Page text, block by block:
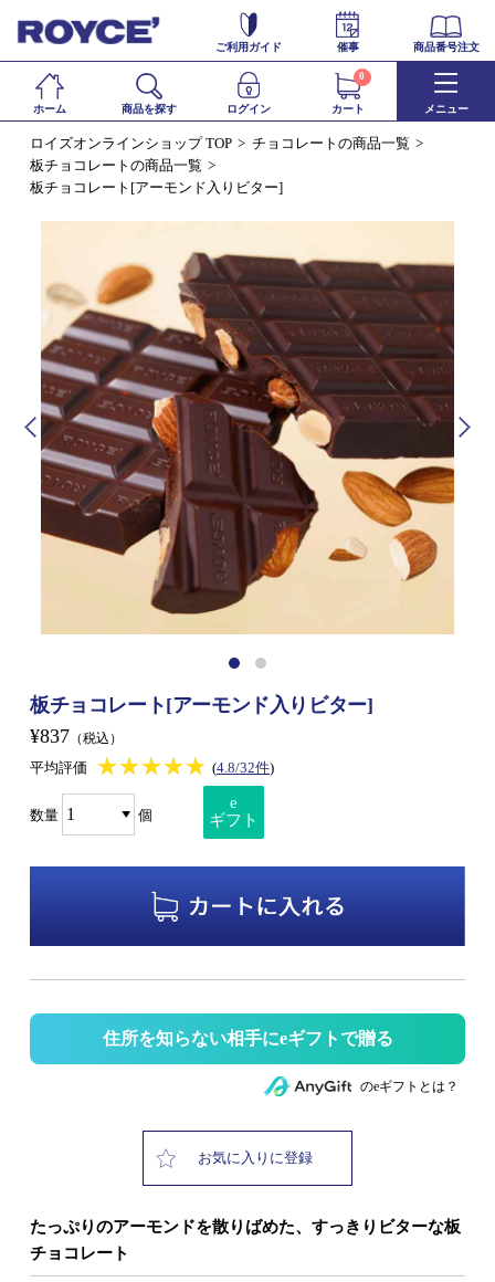
ご利用ガイド 催事 商品番号注文
ホーム 商品を探す ログイン カート
0
メニュー
ロイズオンラインショップ TOP
チョコレートの商品一覧
板チョコレートの商品一覧
板チョコレート[アーモンド入りビター]
板チョコレート[アーモンド入りビター]
¥837 （税込）
平均評価 ★★★★★
★★★★★ (4.8/32件)
数量 個
e
ギフト
住所を知らない相手にeギフトで贈る
のeギフトとは？
お気に入りに登録
たっぷりのアーモンドを散りばめた、すっきりビターな板
チョコレート